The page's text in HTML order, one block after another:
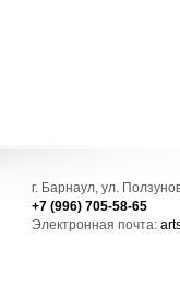
г. Барнаул, ул.
+7 (996) 705-58-65
Электронная почта: